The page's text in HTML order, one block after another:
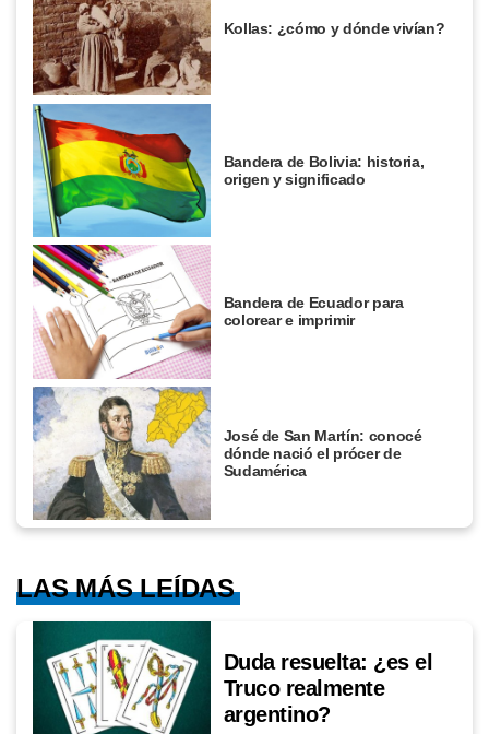
Kollas: ¿cómo y dónde vivían?
Bandera de Bolivia: historia,
origen y significado
Bandera de Ecuador para
colorear e imprimir
José de San Martín: conocé
dónde nació el prócer de
Sudamérica
LAS MÁS LEÍDAS
Duda resuelta: ¿es el
Truco realmente
argentino?